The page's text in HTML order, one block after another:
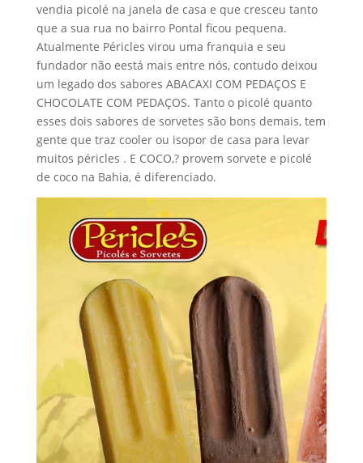
vendia picolé na janela de casa e que cresceu tanto
que a sua rua no bairro Pontal ficou pequena.
Atualmente Péricles virou uma franquia e seu
fundador não eestá mais entre nós, contudo deixou
um legado dos sabores ABACAXI COM PEDAÇOS E
CHOCOLATE COM PEDAÇOS. Tanto o picolé quanto
esses dois sabores de sorvetes são bons demais, tem
gente que traz cooler ou isopor de casa para levar
muitos péricles . E COCO,? provem sorvete e picolé
de coco na Bahia, é diferenciado.